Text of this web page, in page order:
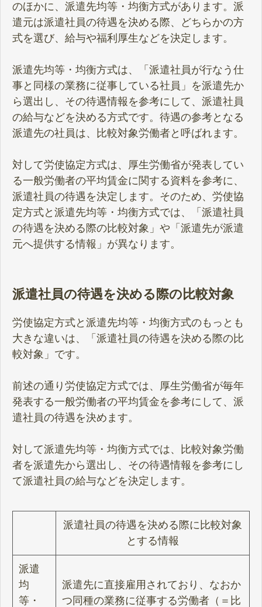
のほかに、派遣先均等・均衡方式があります。派
遣元は派遣社員の待遇を決める際、どちらかの方
式を選び、給与や福利厚生などを決定します。
派遣先均等・均衡方式は、「派遣社員が行なう仕
事と同様の業務に従事している社員」を派遣先か
ら選出し、その待遇情報を参考にして、派遣社員
の給与などを決める方式です。待遇の参考となる
派遣先の社員は、比較対象労働者と呼ばれます。
対して労使協定方式は、厚生労働省が発表してい
る一般労働者の平均賃金に関する資料を参考に、
派遣社員の待遇を決定します。そのため、労使協
定方式と派遣先均等・均衡方式では、「派遣社員
の待遇を決める際の比較対象」や「派遣先が派遣
元へ提供する情報」が異なります。
派遣社員の待遇を決める際の比較対象
労使協定方式と派遣先均等・均衡方式のもっとも
大きな違いは、「派遣社員の待遇を決める際の比
較対象」です。
前述の通り労使協定方式では、厚生労働省が毎年
発表する一般労働者の平均賃金を参考にして、派
遣社員の待遇を決めます。
対して派遣先均等・均衡方式では、比較対象労働
者を派遣先から選出し、その待遇情報を参考にし
て派遣社員の給与などを決定します。
派遣社員の待遇を決める際に比較対象
とする情報
派遣
均
等・
派遣先に直接雇用されており、なおか
つ同種の業務に従事する労働者（＝比